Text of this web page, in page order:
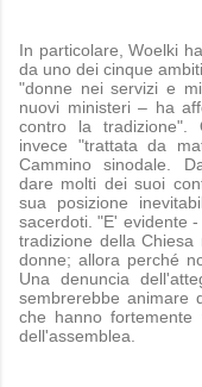
In particolare, Woelki
da uno dei cinque
"donne nei servizi e
nuovi ministeri – ha
contro la tradizione".
invece "trattata da
Cammino sinodale.
dare molti dei suoi
sua posizione
sacerdoti. "E' evidente
tradizione della
donne; allora perché
Una denuncia
sembrerebbe animare
che hanno
dell'assemblea.